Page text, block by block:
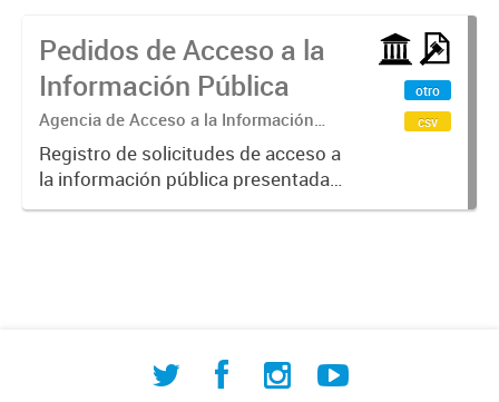
Pedidos de Acceso a la
Información Pública
Agencia de Acceso a la Información
Pública
Registro de solicitudes de acceso a
la información pública presentadas
ante la Agencia de AIP de la
otro
csv